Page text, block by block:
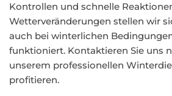
Kontrollen und schnelle
Wetterveränderungen stellen wir
auch bei winterlichen
funktioniert. Kontaktieren Sie uns
unserem professionellen
profitieren.